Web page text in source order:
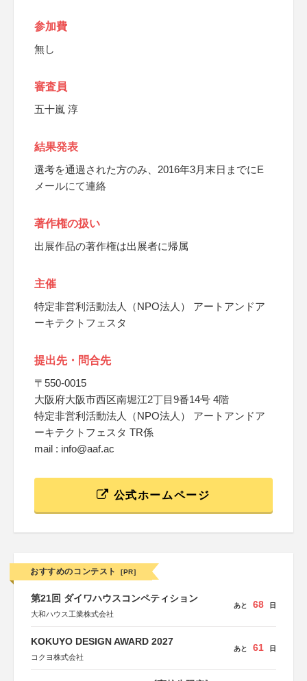
参加費
無し
審査員
五十嵐 淳
結果発表
選考を通過された方のみ、2016年3月末日までにE
メールにて連絡
著作権の扱い
出展作品の著作権は出展者に帰属
主催
特定非営利活動法人（NPO法人） アートアンドア
ーキテクトフェスタ
提出先・問合先
〒550-0015
大阪府大阪市西区南堀江2丁目9番14号 4階
特定非営利活動法人（NPO法人） アートアンドア
ーキテクトフェスタ TR係
mail : info@aaf.ac
公式ホームページ
おすすめのコンテスト [PR]
第21回 ダイワハウスコンペティション
大和ハウス工業株式会社
あと 68 日
KOKUYO DESIGN AWARD 2027
コクヨ株式会社
あと 61 日